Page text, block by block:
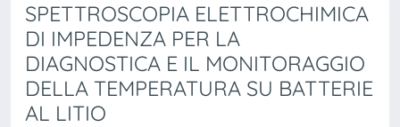
SPETTROSCOPIA ELETTROCHIMICA
DI IMPEDENZA PER LA
DIAGNOSTICA E IL MONITORAGGIO
DELLA TEMPERATURA SU BATTERIE
AL LITIO